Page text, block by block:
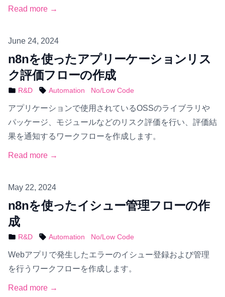
Read more →
Published on
June 24, 2024
n8nを使ったアプリーケーションリス
ク評価フローの作成
R&D Automation No/Low Code
アプリケーションで使用されているOSSのライブラリや
パッケージ、モジュールなどのリスク評価を行い、評価結
果を通知するワークフローを作成します。
Read more →
Published on
May 22, 2024
n8nを使ったイシュー管理フローの作
成
R&D Automation No/Low Code
Webアプリで発生したエラーのイシュー登録および管理
を行うワークフローを作成します。
Read more →